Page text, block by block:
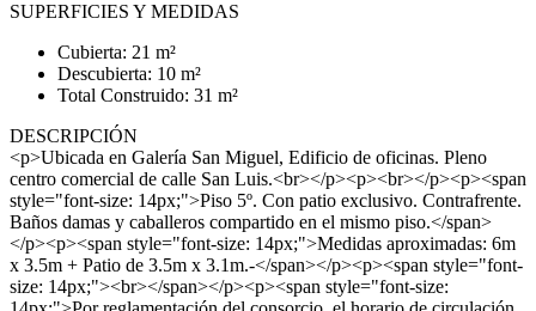
SUPERFICIES Y MEDIDAS
Cubierta: 21 m²
Descubierta: 10 m²
Total Construido: 31 m²
DESCRIPCIÓN
<p>Ubicada en Galería San Miguel, Edificio de oficinas. Pleno
centro comercial de calle San Luis.<br></p><p><br></p><p><span
style="font-size: 14px;">Piso 5º. Con patio exclusivo. Contrafrente.
Baños damas y caballeros compartido en el mismo piso.</span>
</p><p><span style="font-size: 14px;">Medidas aproximadas: 6m
x 3.5m + Patio de 3.5m x 3.1m.-</span></p><p><span style="font-
size: 14px;"><br></span></p><p><span style="font-size: